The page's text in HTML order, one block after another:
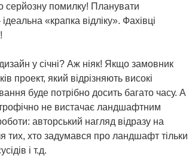
серйозну помилку! Планувати
«крапка відліку». Фахівці
у січні? Аж ніяк! Якщо замовник
проект, який відрізняють високі
буде потрібно досить багато часу. А
не вистачає ландшафтним
авторський нагляд відразу на
тих, хто задумався про ландшафт тільки
і т.д.